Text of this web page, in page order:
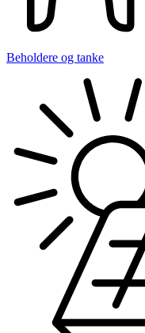
Beholdere og tanke